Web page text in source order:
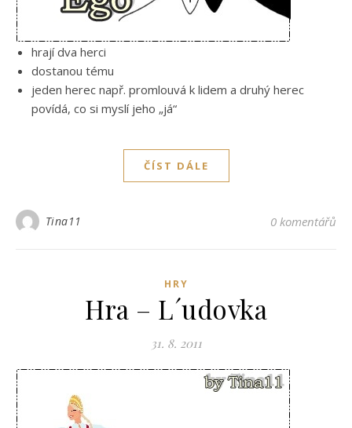
hrají dva herci
dostanou tému
jeden herec např. promlouvá k lidem a druhý herec
povídá, co si myslí jeho „já“
ČÍST DÁLE
Tina11 0 komentářů
HRY
Hra – L´udovka
31. 8. 2011